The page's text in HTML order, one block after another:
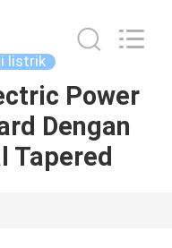
listrik
Power
Dengan
Tapered